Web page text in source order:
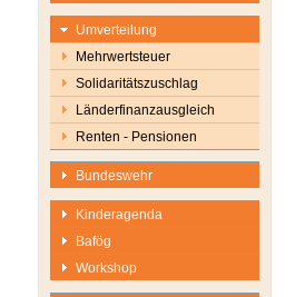
Umverteilung
Mehrwertsteuer
Solidaritätszuschlag
Länderfinanzausgleich
Renten - Pensionen
Bundeswehr
Kinderagenda
Bafög
Workshop